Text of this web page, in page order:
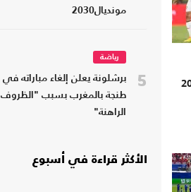
مونديال 2026
مونديال2030
5
رياضة
برشلونة يعلن إلغاء مباراته في
طنجة بالمغرب بسبب "الظروف
الراهنة"
الأكثر قراءة في أسبوع